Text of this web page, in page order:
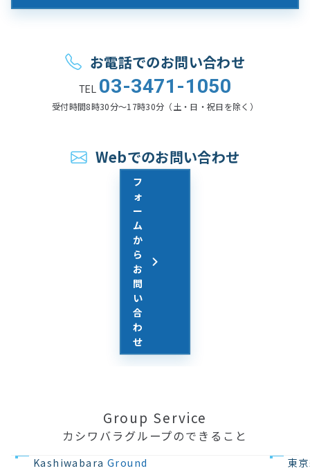
お電話でのお問い合わせ
TEL 03-3471-1050
受付時間8時30分〜17時30分（土・日・祝日を除く）
Webでのお問い合わせ
フ
ォ
ー
ム
か
ら
お
問
い
合
わ
せ
Group Service
カシワバラグループのできること
Kashiwabara Ground 東